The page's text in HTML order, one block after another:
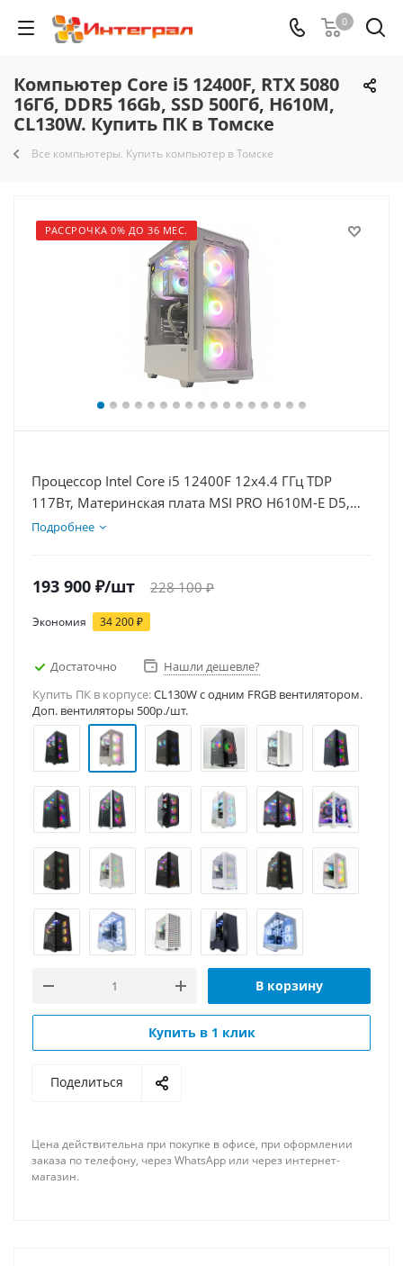
0
Компьютер Core i5 12400F, RTX 5080
16Гб, DDR5 16Gb, SSD 500Гб, H610M,
CL130W. Купить ПК в Томске
Все компьютеры. Купить компьютер в Томске
РАССРОЧКА 0% ДО 36 МЕС.
Процессор Intel Core i5 12400F 12x4.4 ГГц TDP
117Вт, Материнская плата MSI PRO H610M-E D5,
Видеокарта RTX 5080 16Гб, Память DDR5 16Gb,
Подробнее
193 900 ₽/шт 228 100₽
Экономия 34 200₽
Достаточно
Нашли дешевле?
Купить ПК в корпусе:CL130W c одним FRGB вентилятором.
Доп. вентиляторы 500р./шт.
В корзину
Купить в 1 клик
Поделиться
Цена действительна при покупке в офисе, при оформлении
заказа по телефону, через WhatsApp или через интернет-
магазин.